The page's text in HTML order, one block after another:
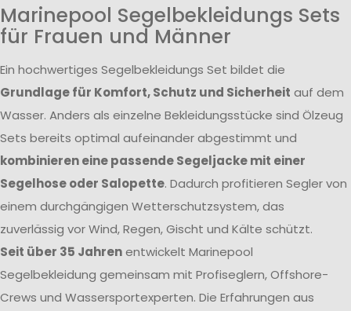
Marinepool Segelbekleidungs Sets
für Frauen und Männer
Ein hochwertiges Segelbekleidungs Set bildet die
Grundlage für Komfort, Schutz und Sicherheit auf dem
Wasser. Anders als einzelne Bekleidungsstücke sind Ölzeug
Sets bereits optimal aufeinander abgestimmt und
kombinieren eine passende Segeljacke mit einer
Segelhose oder Salopette. Dadurch profitieren Segler von
einem durchgängigen Wetterschutzsystem, das
zuverlässig vor Wind, Regen, Gischt und Kälte schützt.
Seit über 35 Jahrenentwickelt Marinepool
Segelbekleidung gemeinsam mit Profiseglern, Offshore-
Crews und Wassersportexperten. Die Erfahrungen aus